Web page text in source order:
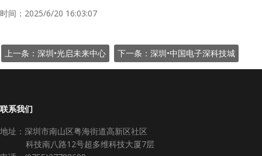
时间：2025/6/20 16:03:07
上一条：深圳•光启未来中心 下一条：深圳•中国电子深科技城
联系我们
地址：深圳市南山区粤海街道高新区社区
科技南八路12号超多维科技大厦7层